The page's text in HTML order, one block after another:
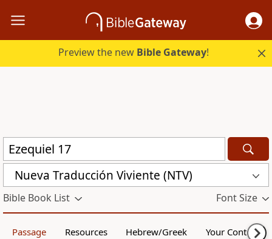
Preview the new Bible Gateway!
Nueva Traducción Viviente (NTV)
Bible Book List Font Size
Passage Resources Hebrew/Greek Your Content